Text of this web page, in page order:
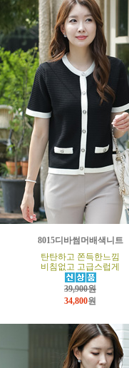
8015디바썸머배색니트
탄탄하고 쫀득한느낌
비침없고 고급스럽게
39,900원
34,800원